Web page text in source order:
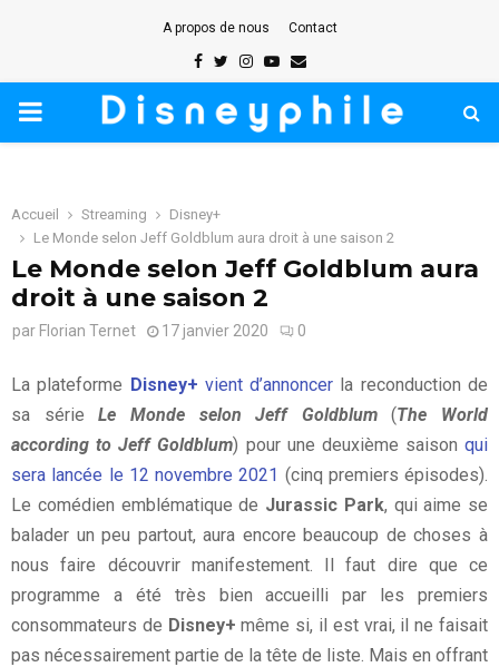
A propos de nous Contact
Facebook
TwitterInstagram
Youtube
Email
PRIMARY
Accueil Streaming
Disney+
Le Monde selon Jeff Goldblum aura droit à une saison 2
Le Monde selon Jeff Goldblum aura
droit à une saison 2
par Florian Ternet 17 janvier 2020 0
La plateforme Disney+ vient d’annoncer la reconduction de
sa sérieLe Monde selon Jeff Goldblum(The World
according to Jeff Goldblum) pour une deuxième saison qui
sera lancée le 12 novembre 2021 (cinq premiers épisodes).
Le comédien emblématique de Jurassic Park, qui aime se
balader un peu partout, aura encore beaucoup de choses à
nous faire découvrir manifestement. Il faut dire que ce
programme a été très bien accueilli par les premiers
consommateurs de Disney+ même si, il est vrai, il ne faisait
pas nécessairement partie de la tête de liste. Mais en offrant